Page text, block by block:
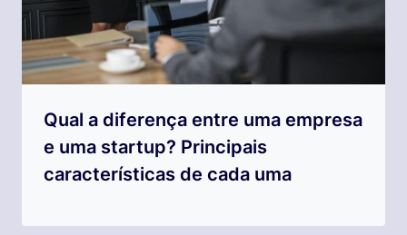
Qual a diferença entre uma empresa
e uma startup? Principais
características de cada uma